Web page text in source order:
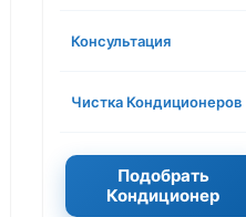
Консультация
Чистка Кондиционеров
Подобрать
Кондиционер